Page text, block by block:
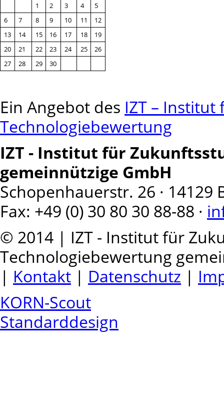
1
2 3 4
5
6
7 8 9 10 11
12
13
14 15 16 17 18
19
20
21 22 23 24 25
26
27
28 29 30
Ein Angebot des IZT –
Technologiebewertung
IZT - Institut für
gemeinnützige GmbH
Schopenhauerstr. 26 · 14129
Fax: +49 (0) 30 80 30 88-88 ·
© 2014 | IZT - Institut für
Technologiebewertung
| Kontakt | Datenschutz |
KORN-Scout
Standarddesign